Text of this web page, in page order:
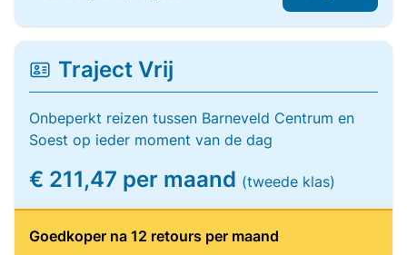
Traject Vrij
Onbeperkt reizen tussen Barneveld Centrum en
Soest op ieder moment van de dag
€ 211,47 per maand (tweede klas)
Goedkoper na 12 retours per maand